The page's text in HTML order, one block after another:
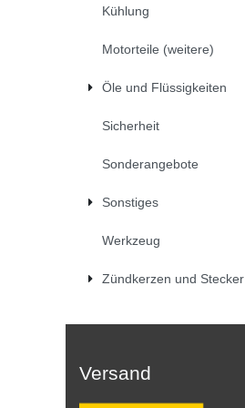
Kühlung
Motorteile (weitere)
Öle und Flüssigkeiten
Sicherheit
Sonderangebote
Sonstiges
Werkzeug
Zündkerzen und Stecker
Versand